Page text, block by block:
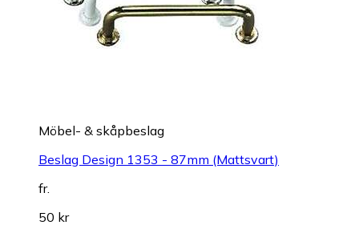
Möbel- & skåpbeslag
Beslag Design 1353 - 87mm (Mattsvart)
fr.
50 kr